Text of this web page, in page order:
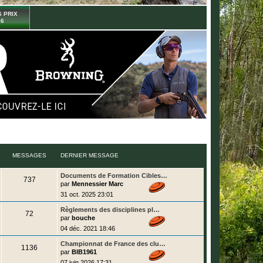
PRIX
MESSAGES DERNIER MESSAGE
737M
D
e
r
n
i
e
r
e
s
s
a
g
Documents de Formation Cibles…
par Mennessier Marc
31 oct. 2025 23:01
72
s
D
e
r
n
i
e
r
Règlements des disciplines pl…
par bouche
04 déc. 2021 18:46
1136
D
e
r
Championnat de France des clu…
par BIB1961